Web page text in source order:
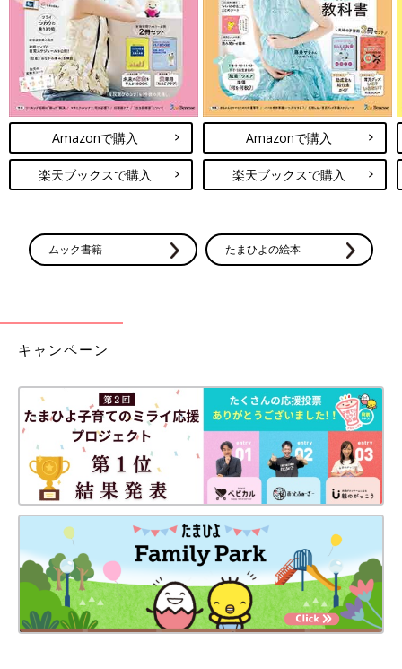
_____h.t.closetさんは、PEZの総柄Tシャツを西松屋でゲット！人
気のデニムサロペと合わせたコーデをしてみたいと思っているそ
う。カジュアルなコーデにぴったりのアイテムですね！
西松屋で500円以下！入園準備にもおす
すめのプチプラ服
少しずつ春の入園や進級に向けて準備をする季
節になりました。着替えが必要な保育園や幼稚
園では何枚も替えを用意しなければいけないの
で、プチプラでそろえられると嬉しいですよ
集めてみました！
くと良いかもしれませんね。気に入った方は、ぜひお店でチェッ
クしてみてください！
※記事の内容は記載当時の情報であり、現在と異なる場合があり
※記事内の価格はすべて税込み、2022年2月時点のものです。
Amazonで購入
楽天ブックスで購入
Amazonで購入
楽天ブックスで購入
ムック書籍 たまひよの絵本
キャンペーン